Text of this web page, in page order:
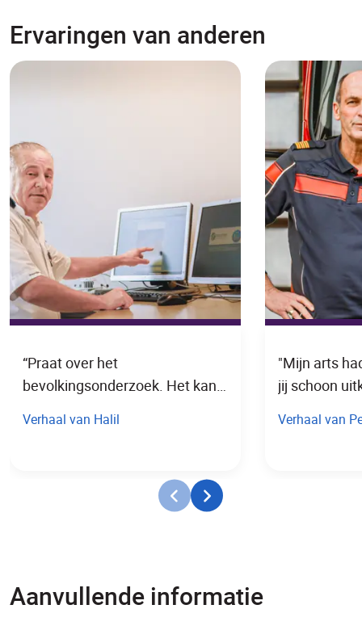
Ervaringen van anderen
“Praat over het
bevolkingsonderzoek. Het kan
Verhaal van Halil
"Mijn arts
jij schoon
Verhaal van
Aanvullende informatie